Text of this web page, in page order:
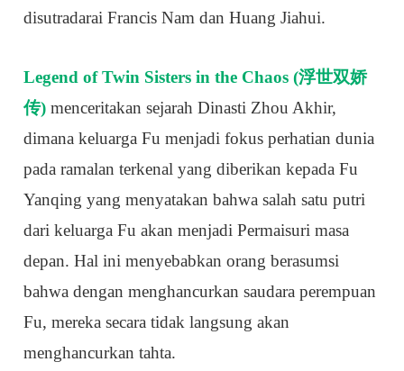
disutradarai Francis Nam dan Huang Jiahui.
Legend of Twin Sisters in the Chaos (浮世双娇
传)menceritakan sejarah Dinasti Zhou Akhir,
dimana keluarga Fu menjadi fokus perhatian dunia
pada ramalan terkenal yang diberikan kepada Fu
Yanqing yang menyatakan bahwa salah satu putri
dari keluarga Fu akan menjadi Permaisuri masa
depan. Hal ini menyebabkan orang berasumsi
bahwa dengan menghancurkan saudara perempuan
Fu, mereka secara tidak langsung akan
menghancurkan tahta.